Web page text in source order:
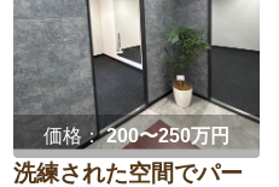
価格：200〜250万円
洗練された空間でパー